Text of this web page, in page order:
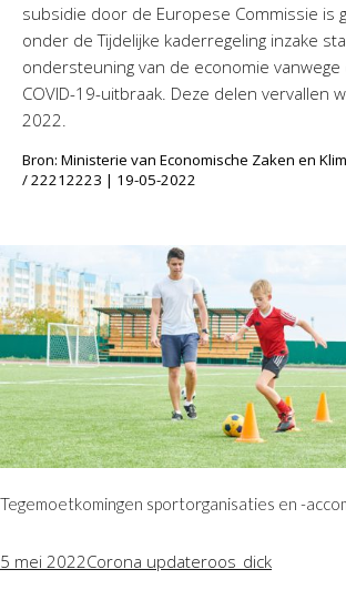
subsidie door de Europese Commissie is
onder de Tijdelijke kaderregeling inzake
ondersteuning van de economie vanwege
COVID-19-uitbraak. Deze delen vervallen
2022.
Bron: Ministerie van Economische Zaken en
/ 22212223 | 19-05-2022
Tegemoetkomingen sportorganisaties en -
5 mei 2022Corona updateroos_dick